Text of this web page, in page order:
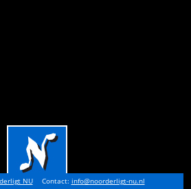
NU Contact: info@noorderligt-nu.nl